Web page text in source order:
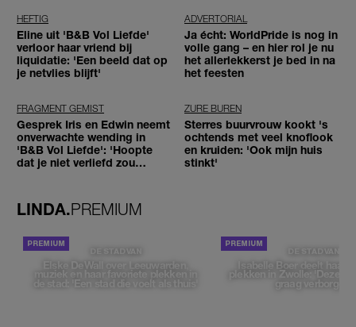
HEFTIG
Eline uit 'B&B Vol Liefde'
verloor haar vriend bij
liquidatie: 'Een beeld dat op
je netvlies blijft'
ADVERTORIAL
Ja écht: WorldPride is nog in
volle gang – en hier rol je nu
het allerlekkerst je bed in na
het feesten
FRAGMENT GEMIST
Gesprek Iris en Edwin neemt
onverwachte wending in
'B&B Vol Liefde': 'Hoopte
dat je niet verliefd zou
ZURE BUREN
Sterres buurvrouw kookt 's
ochtends met veel knoflook
en kruiden: 'Ook mijn huis
stinkt'
LINDA.PREMIUM
DE STAD VAN
Elske DeWall over Leeuwarden,
muziek en haar favoriete plekken in
de stad: 'Een stad die voelt als thuis'
DE STAD VAN
Isabelle Boer deelt haar
plekken in Zwolle: 'Deze
graag verborgen'